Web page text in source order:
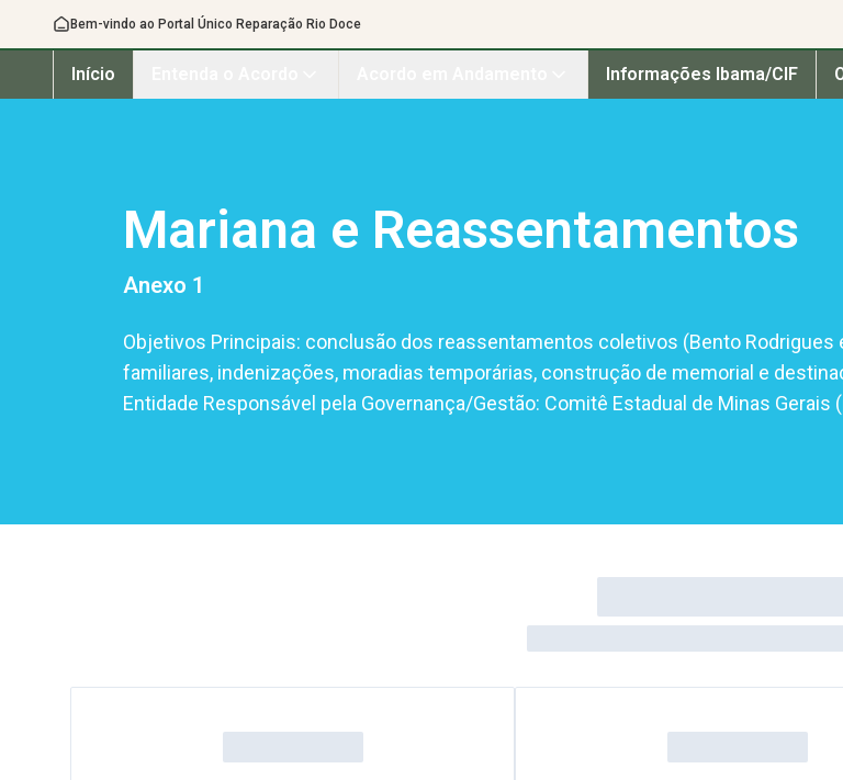
Bem-vindo ao Portal Único Reparação Rio Doce
Início Informações Ibama/CIF
Mariana e Reassentamentos
Anexo 1
Objetivos Principais: conclusão dos reassentamentos coletivos (Bento Rodrigues
familiares, indenizações, moradias temporárias, construção de memorial e
Entidade Responsável pela Governança/Gestão: Comitê Estadual de Minas Gerais